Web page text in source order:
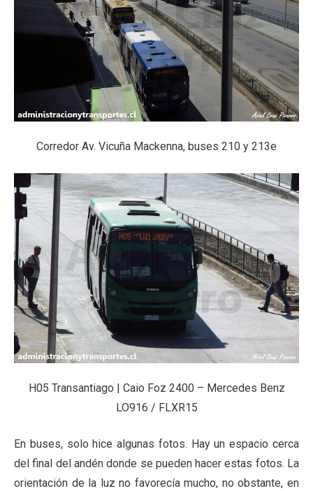
Corredor Av. Vicuña Mackenna, buses 210 y 213e
H05 Transantiago | Caio Foz 2400 – Mercedes Benz
LO916 / FLXR15
En buses, solo hice algunas fotos. Hay un espacio cerca
del final del andén donde se pueden hacer estas fotos. La
orientación de la luz no favorecía mucho, no obstante, en